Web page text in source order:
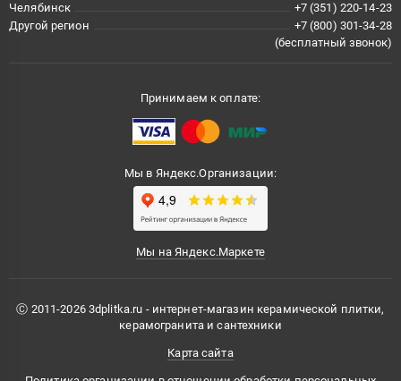
Челябинск
+7 (351) 220-14-23
Другой регион
+7 (800) 301-34-28
(бесплатный звонок)
Принимаем к оплате:
Мы в Яндекс.Организации:
Мы на Яндекс.Маркете
Ⓒ 2011-2026 3dplitka.ru - интернет-магазин керамической плитки,
керамогранита и сантехники
Карта сайта